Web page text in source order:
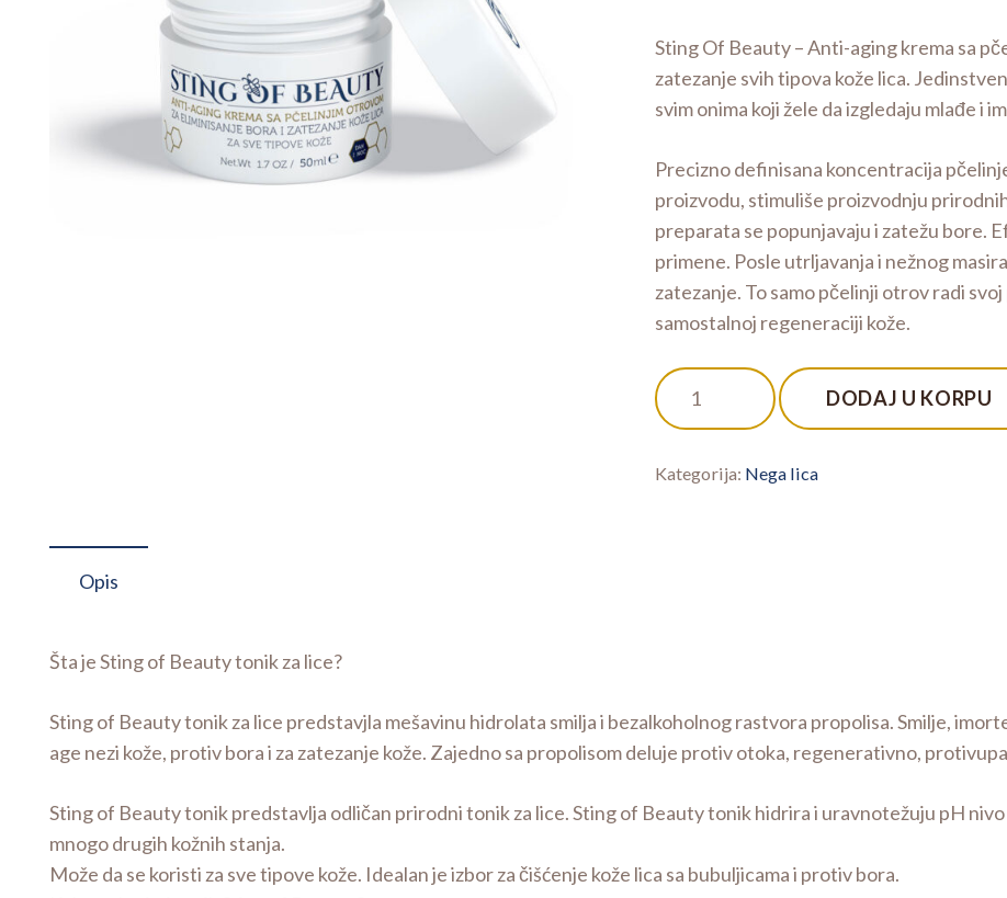
Sting Of Beauty – Anti-aging krema sa
zatezanje svih tipova kože lica.
svim onima koji žele da izgledaju mlađe i
Precizno definisana koncentracija
proizvodu, stimuliše proizvodnju
preparata se popunjavaju i zatežu bore.
primene. Posle utrljavanja i nežnog
zatezanje. To samo pčelinji otrov radi
samostalnoj regeneraciji kože.
Sting
Of
-
količina
DODAJ U KORPU
Kategorija: Nega lica
Opis
Šta je Sting of Beauty tonik za lice?
Sting of Beauty tonik za lice predstavjla mešavinu hidrolata smilja i bezalkoholnog rastvora propolisa. Smilje,
age nezi kože, protiv bora i za zatezanje kože. Zajedno sa propolisom deluje protiv otoka, regenerativno,
Sting of Beauty tonik predstavlja odličan prirodni tonik za lice. Sting of Beauty tonik hidrira i uravnotežuju pH
mnogo drugih kožnih stanja.
Može da se koristi za sve tipove kože. Idealan je izbor za čišćenje kože lica sa bubuljicama i protiv bora.